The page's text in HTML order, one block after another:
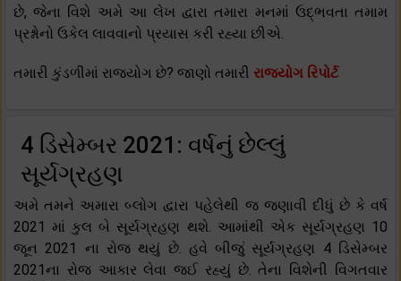
છે, જેના વિશે અમે આ લેખ દ્વારા તમારા મનમાં ઉદ્ભવતા તમામ
પ્રશ્નોનો ઉકેલ લાવવાનો પ્રયાસ કરી રહ્યા છીએ.
તમારી કુંડળીમાં રાજયોગ છે? જાણો તમારી રાજયોગ રિપોર્ટ
4 ડિસેમ્બર 2021: વર્ષનું છેલ્લું
સૂર્યગ્રહણ
અમે તમને અમારા બ્લોગ દ્વારા પહેલેથી જ જણાવી દીધું છે કે વર્ષ
2021 માં કુલ બે સૂર્યગ્રહણ થશે. આમાંથી એક સૂર્યગ્રહણ 10
જૂન 2021 ના રોજ થયું છે. હવે બીજું સૂર્યગ્રહણ 4 ડિસેમ્બર
2021ના રોજ આકાર લેવા જઈ રહ્યું છે. તેના વિશેની વિગતવાર